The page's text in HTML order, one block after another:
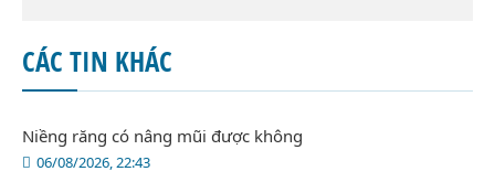
CÁC TIN KHÁC
06/08/2026, 22:43
Niềng răng có nâng mũi được không